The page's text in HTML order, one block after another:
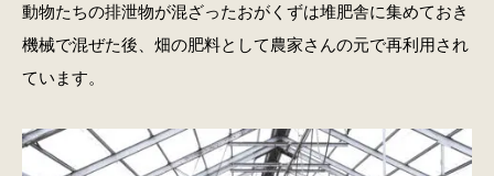
動物たちの排泄物が混ざったおがくずは堆肥舎に集めておき
機械で混ぜた後、畑の肥料として農家さんの元で再利用され
ています。